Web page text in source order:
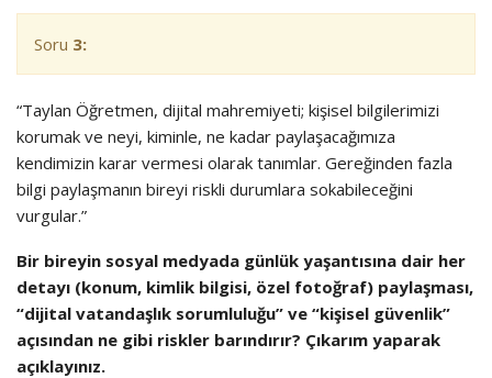
Soru 3:
“Taylan Öğretmen, dijital mahremiyeti; kişisel bilgilerimizi
korumak ve neyi, kiminle, ne kadar paylaşacağımıza
kendimizin karar vermesi olarak tanımlar. Gereğinden fazla
bilgi paylaşmanın bireyi riskli durumlara sokabileceğini
vurgular.”
Bir bireyin sosyal medyada günlük yaşantısına dair her
detayı (konum, kimlik bilgisi, özel fotoğraf) paylaşması,
“dijital vatandaşlık sorumluluğu” ve “kişisel güvenlik”
açısından ne gibi riskler barındırır? Çıkarım yaparak
açıklayınız.